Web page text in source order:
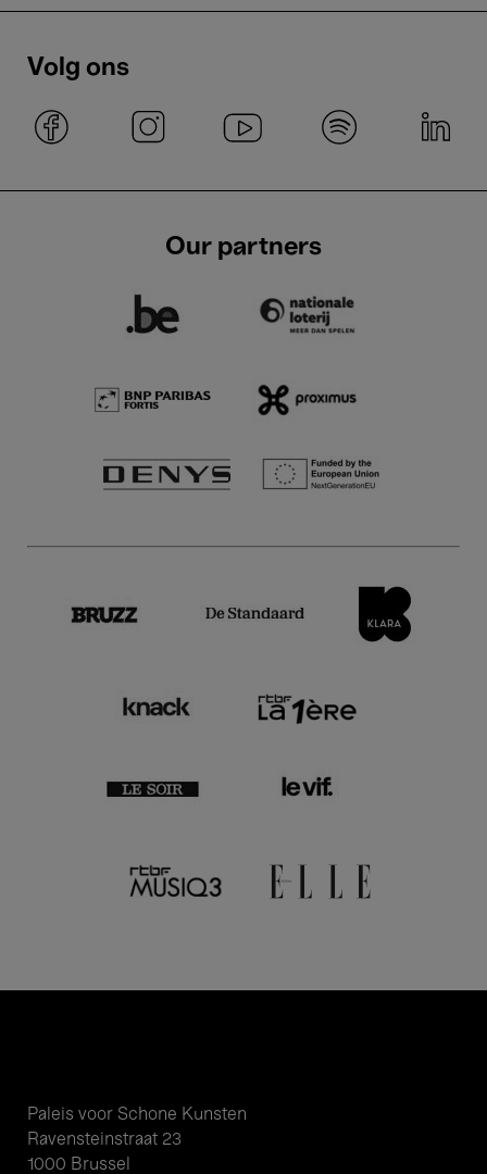
Volg ons
Our partners
Paleis voor Schone Kunsten
Ravensteinstraat 23
1000 Brussel